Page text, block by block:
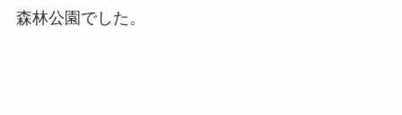
森林公園でした。